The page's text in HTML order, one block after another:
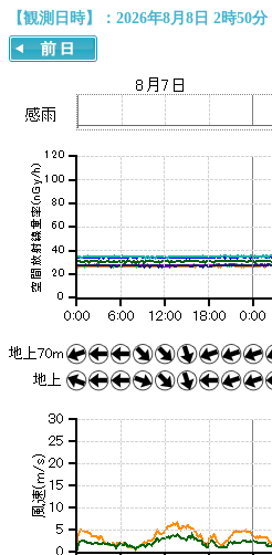
【観測日時】：2026年8月8日 2時50分